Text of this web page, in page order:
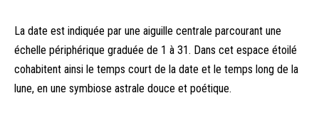
La date est indiquée par une aiguille centrale parcourant une
échelle périphérique graduée de 1 à 31. Dans cet espace étoilé
cohabitent ainsi le temps court de la date et le temps long de la
lune, en une symbiose astrale douce et poétique.